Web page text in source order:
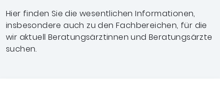
Hier finden Sie die wesentlichen Informationen,
insbesondere auch zu den Fachbereichen, für die
wir aktuell Beratungsärztinnen und Beratungsärzte
suchen.